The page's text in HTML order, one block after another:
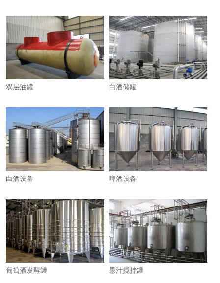
双层油罐 白酒储罐
白酒设备 啤酒设备
葡萄酒发酵罐 果汁搅拌罐